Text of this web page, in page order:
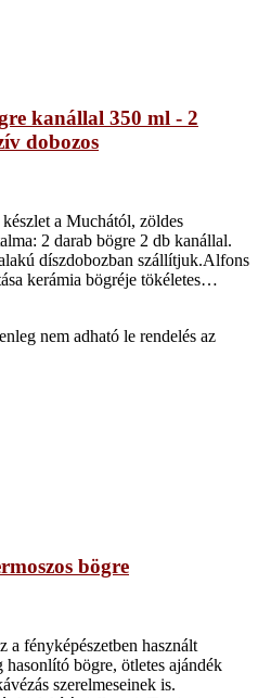
kanállal 350 ml - 2
dobozos
a Muchától, zöldes
2 darab bögre 2 db kanállal.
díszdobozban szállítjuk.Alfons
kerámia bögréje tökéletes…
nem adható le rendelés az
bögre
a fényképészetben használt
bögre, ötletes ajándék
szerelmeseinek is.